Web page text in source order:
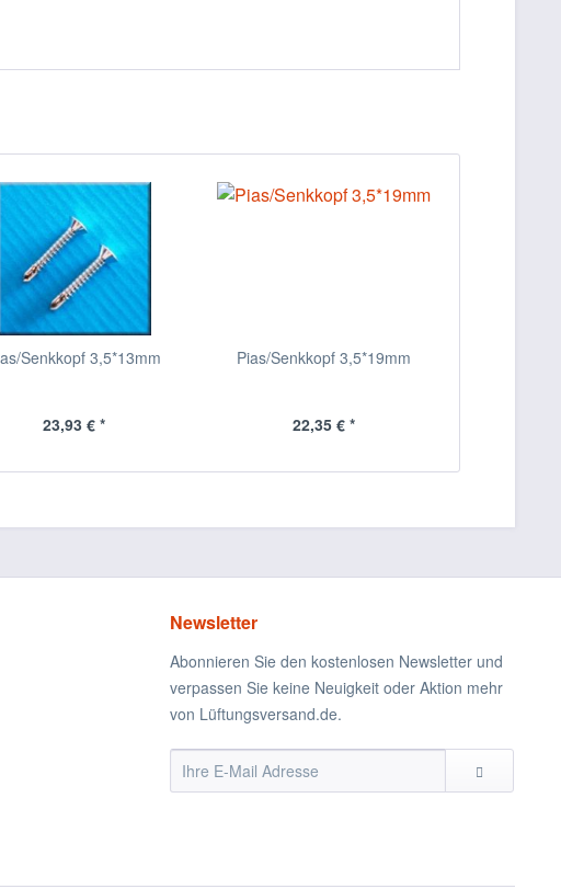
Senkkopf 3,5*13mm
23,93 € *
Pias/Senkkopf 3,5*19mm
22,35 € *
Newsletter
Abonnieren Sie den kostenlosen Newsletter und
verpassen Sie keine Neuigkeit oder Aktion mehr
von Lüftungsversand.de.